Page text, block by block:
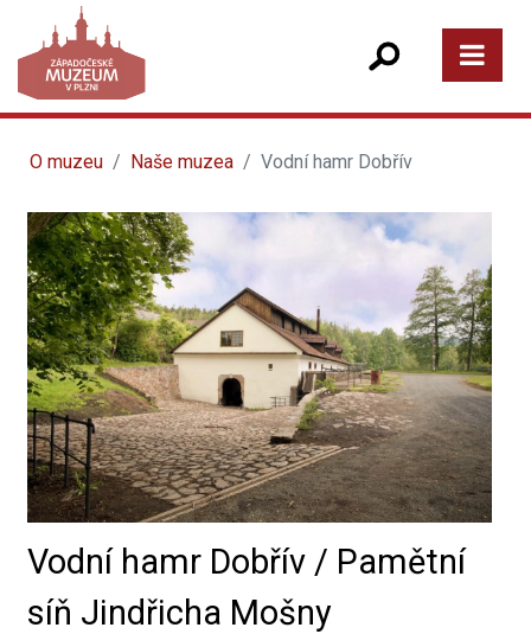
O muzeu Naše muzea Vodní hamr Dobřív
Vodní hamr Dobřív / Pamětní
síň Jindřicha Mošny